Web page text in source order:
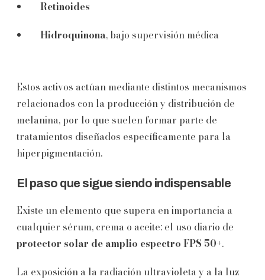
Retinoides
Hidroquinona, bajo supervisión médica
Estos activos actúan mediante distintos mecanismos
relacionados con la producción y distribución de
melanina, por lo que suelen formar parte de
tratamientos diseñados específicamente para la
hiperpigmentación.
El paso que sigue siendo indispensable
Existe un elemento que supera en importancia a
cualquier sérum, crema o aceite: el uso diario de
protector solar de amplio espectro FPS 50+.
La exposición a la radiación ultravioleta y a la luz